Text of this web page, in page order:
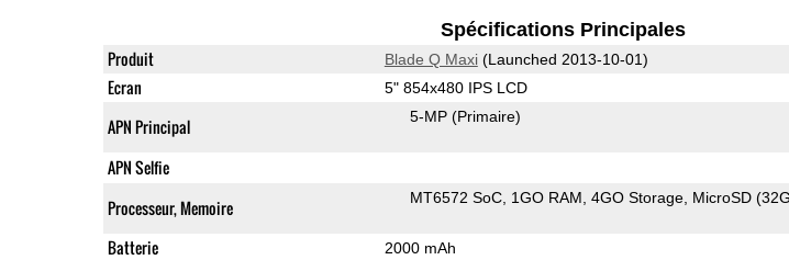
Spécifications Principales
Produit Blade Q Maxi(Launched 2013-10-01)
Ecran 5" 854x480 IPS LCD
APN Principal 5-MP (Primaire)
APN Selfie
Processeur, Memoire
MT6572 SoC 1GO RAM 4GO Storage MicroSD
Batterie 2000 mAh